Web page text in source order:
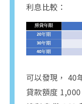
利息比較：
可以發現， 40
貸款額度